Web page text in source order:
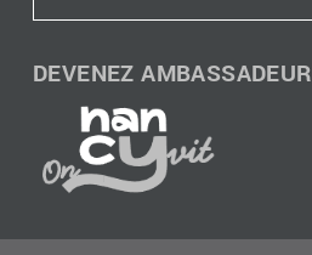
DEVENEZ AMBASSADEUR